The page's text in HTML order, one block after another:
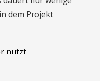
dem Projekt
nutzt